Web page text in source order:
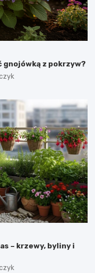
gnojówką z pokrzyw?
– krzewy, byliny i